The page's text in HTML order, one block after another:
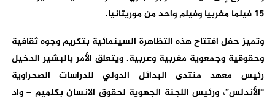
15 فيلما مغربيا وفيلم واحد من موريتانيا.
وتميز حفل افتتاح هذه التظاهرة السينمائية بتكريم وجوه ثقافية
وحقوقية وجمعوية مغربية وعربية. ويتعلق الأمر بالبشير الدخيل
رئيس معهد منتدى البدائل الدولي للدراسات الصحراوية
“الأندلس”، ورئيس اللجنة الجهوية لحقوق الانسان بكلميم – واد